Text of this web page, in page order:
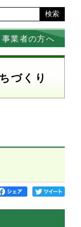
検索
事業者の方へ
づくり